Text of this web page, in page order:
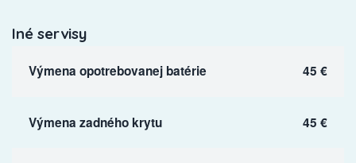
Iné servisy
Výmena opotrebovanej batérie 45 €
Výmena zadného krytu 45 €